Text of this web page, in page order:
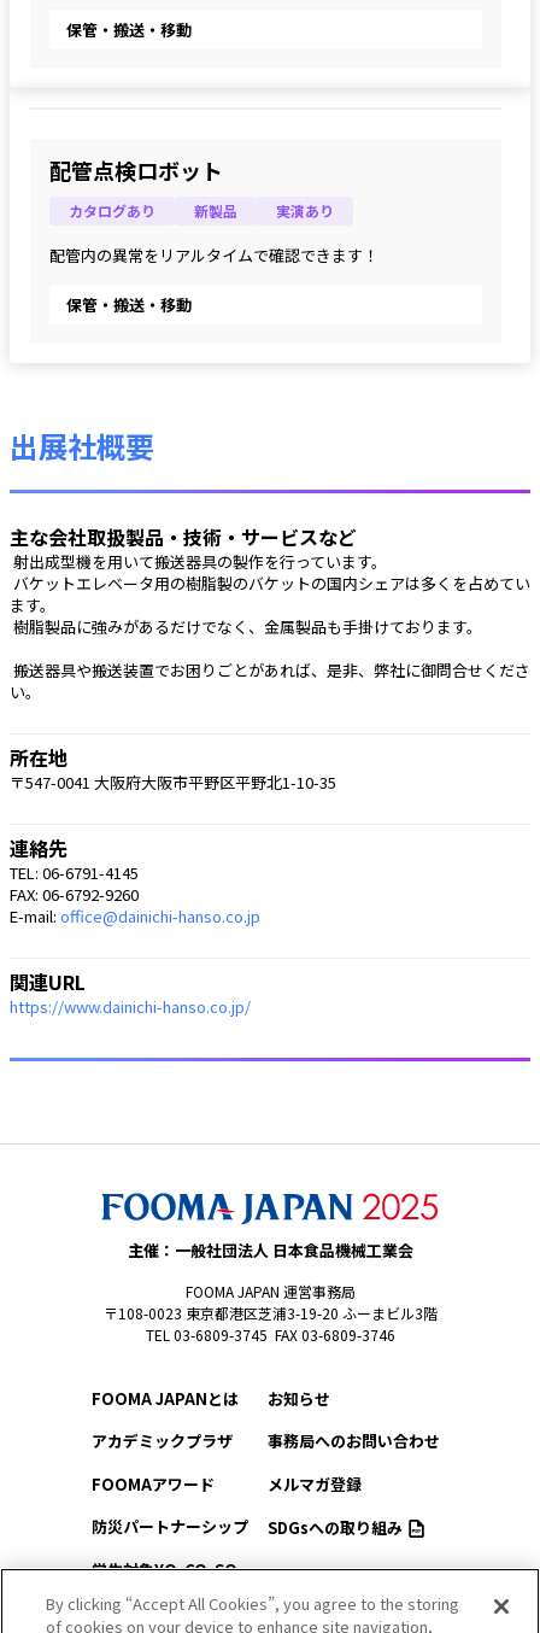
保管・搬送・移動
配管点検ロボット
カタログあり 新製品 実演あり
配管内の異常をリアルタイムで確認できます！
保管・搬送・移動
出展社概要
主な会社取扱製品・技術・サービスなど
射出成型機を用いて搬送器具の製作を行っています。
ます。
樹脂製品に強みがあるだけでなく、金属製品も手掛けております。
い。
所在地
〒547-0041 大阪府大阪市平野区平野北1-10-35
連絡先
TEL: 06-6791-4145
FAX: 06-6792-9260
E-mail: office@dainichi-hanso.co.jp
関連URL
https://www.dainichi-hanso.co.jp/
主催：一般社団法人 日本食品機械工業会
FOOMA JAPAN 運営事務局
〒108-0023 東京都港区芝浦3-19-20 ふーまビル3階
TEL 03-6809-3745 FAX 03-6809-3746
FOOMA JAPANとは
アカデミックプラザ
FOOMAアワード
防災パートナーシップ
学生対象YO-CO-SO
（ようこそ）FOOMA
お知らせ
事務局へのお問い合わせ
メルマガ登録
SDGsへの取り組み
By clicking “Accept All Cookies”, you agree to the storing
of cookies on your device to enhance site navigation,